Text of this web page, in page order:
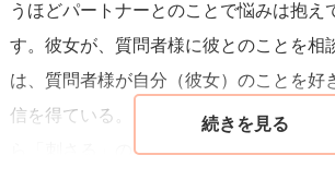
ら、「それは勿体ないね」「そんな寂し
よ」といったさりげない意見を織り交ぜ
す。職場の雑談や一緒に行動する機会（
した手伝い、飲み会など）を利用して、
間を少しずつ増やしていけば、先輩にと
うほどパートナーとのことで悩みは抱え
す。彼女が、質問者様に彼とのことを相
は、質問者様が自分（彼女）のことを好
信を得ている。そのうえで、質問者様に
ら「刺さる」のか試してみて、うまくい